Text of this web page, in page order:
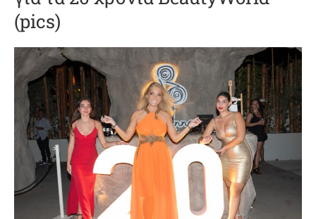
(pics)